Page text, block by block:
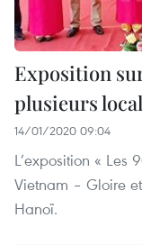
Exposition
plusieurs
14/01/2020 09:04
L’exposition « Les
Vietnam – Gloire
Hanoï.